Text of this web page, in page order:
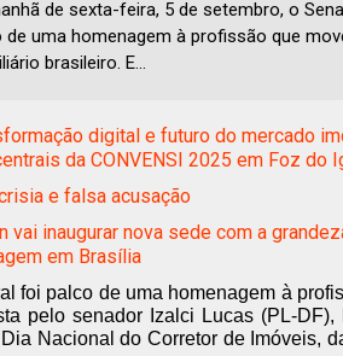
de sexta-feira, 5 de setembro, o
de uma homenagem à profissão que
brasileiro. E...
digital e futuro do mercado
da CONVENSI 2025 em Foz do
e falsa acusação
vai inaugurar nova sede com a
em Brasília
foi palco de uma homenagem à
pelo senador Izalci Lucas (PL-DF),
Nacional do Corretor de Imóveis,